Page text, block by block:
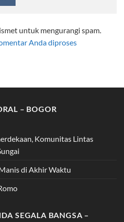
untuk mengurangi spam.
Anda diproses
– BOGOR
Komunitas Lintas
di Akhir Waktu
SEGALA BANGSA –